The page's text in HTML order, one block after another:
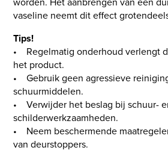
vaseline neemt dit effect
Tips!
• Regelmatig onderhoud verlengt
het product.
• Gebruik geen agressieve
schuurmiddelen.
• Verwijder het beslag bij schuur-
schilderwerkzaamheden.
• Neem beschermende
van deurstoppers.